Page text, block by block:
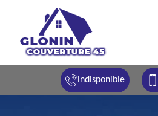
indisponible